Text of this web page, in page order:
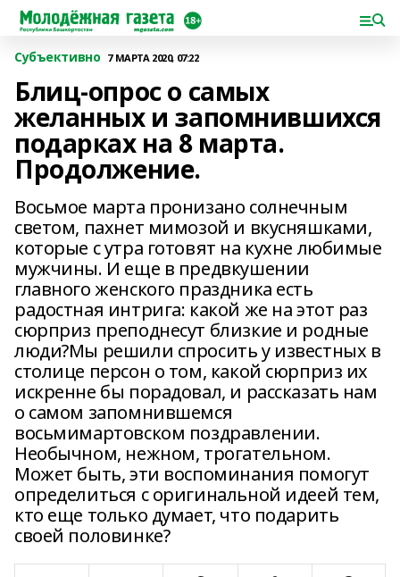
Субъективно 7 МАРТА 2020, 07:22
Блиц-опрос о самых
желанных и запомнившихся
подарках на 8 марта.
Продолжение.
Восьмое марта пронизано солнечным
светом, пахнет мимозой и вкусняшками,
которые с утра готовят на кухне любимые
мужчины. И еще в предвкушении
главного женского праздника есть
радостная интрига: какой же на этот раз
сюрприз преподнесут близкие и родные
люди?Мы решили спросить у известных в
столице персон о том, какой сюрприз их
искренне бы порадовал, и рассказать нам
о самом запомнившемся
восьмимартовском поздравлении.
Необычном, нежном, трогательном.
Может быть, эти воспоминания помогут
определиться с оригинальной идеей тем,
кто еще только думает, что подарить
своей половинке?